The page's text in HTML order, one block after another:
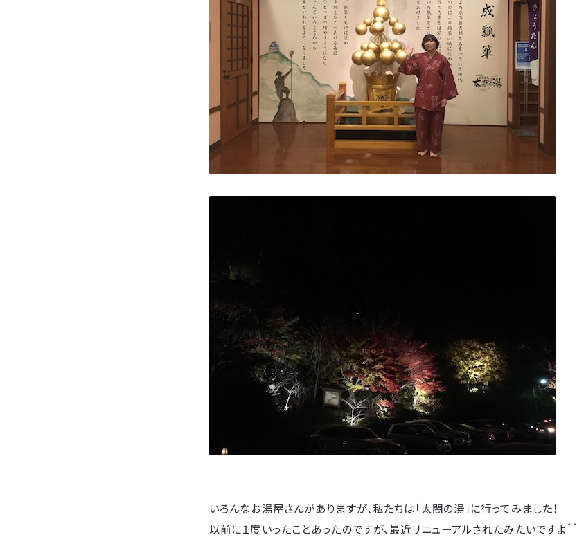
いろんなお湯屋さんがありますが、私たちは「太閤の湯」に行ってみました！
以前に１度いったことあったのですが、最近リニューアルされたみたいですよ＾＾